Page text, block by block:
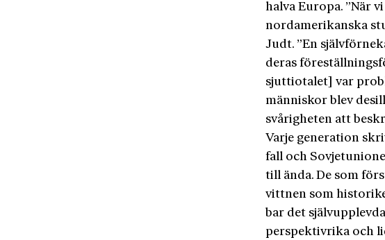
halva Europa. ”När
nordamerikanska
Judt. ”En
deras
sjuttiotalet] var
människor blev
svårigheten att
Varje generation
fall och
till ända. De som
vittnen som
bar det
perspektivrika och